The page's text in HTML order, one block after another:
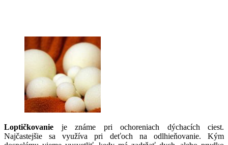
Loptičkovanie je známe pri ochoreniach dýchacích ciest.
Najčastejšie sa využíva pri deťoch na odlhieňovanie. Kým